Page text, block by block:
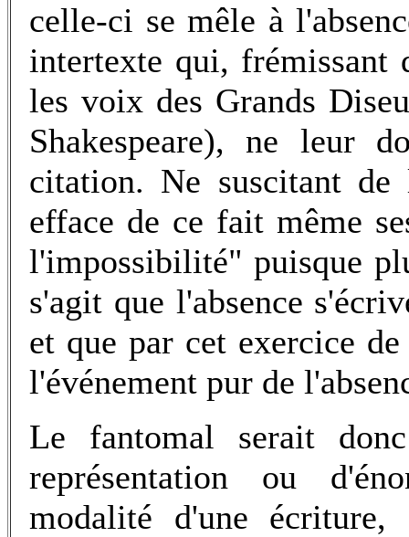
celle-ci se mêle à
intertexte qui, frémissant
les voix des Grands
Shakespeare), ne leur
citation. Ne suscitant de
efface de ce fait même
l'impossibilité" puisque
s'agit que l'absence
et que par cet exercice
l'événement pur de
Le fantomal serait
représentation ou
modalité d'une